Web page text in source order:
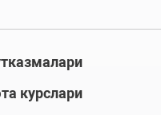
курслари